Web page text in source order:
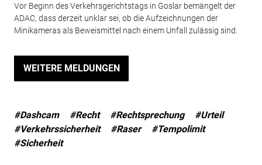
Vor Beginn des Verkehrsgerichtstags in Goslar bemängelt der
ADAC, dass derzeit unklar sei, ob die Aufzeichnungen der
Minikameras als Beweismittel nach einem Unfall zulässig sind.
WEITERE MELDUNGEN
#Dashcam #Recht #Rechtsprechung
#Urteil
#Verkehrssicherheit
#Raser
#Tempolimit
#Sicherheit